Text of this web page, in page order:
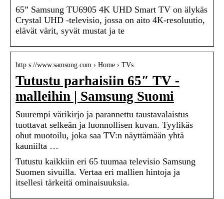
65” Samsung TU6905 4K UHD Smart TV on älykäs
Crystal UHD -televisio, jossa on aito 4K-resoluutio,
elävät värit, syvät mustat ja te
http s://www.samsung.com › Home › TVs
Tutustu parhaisiin 65″ TV -
malleihin | Samsung Suomi
Suurempi värikirjo ja parannettu taustavalaistus
tuottavat selkeän ja luonnollisen kuvan. Tyylikäs
ohut muotoilu, joka saa TV:n näyttämään yhtä
kauniilta …
Tutustu kaikkiin eri 65 tuumaa televisio Samsung
Suomen sivuilla. Vertaa eri mallien hintoja ja
itsellesi tärkeitä ominaisuuksia.